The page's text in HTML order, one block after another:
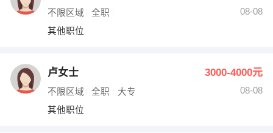
不限区域 全职
08-08
其他职位
卢女士 3000-4000元
不限区域 全职 大专
08-08
其他职位